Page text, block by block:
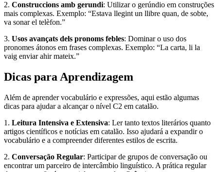
2. Construccions amb gerundi: Utilizar o gerúndio em construções
mais complexas. Exemplo: “Estava llegint un llibre quan, de sobte,
va sonar el telèfon.”
3. Usos avançats dels pronoms febles: Dominar o uso dos
pronomes átonos em frases complexas. Exemplo: “La carta, li la
vaig enviar ahir mateix.”
Dicas para Aprendizagem
Além de aprender vocabulário e expressões, aqui estão algumas
dicas para ajudar a alcançar o nível C2 em catalão.
1. Leitura Intensiva e Extensiva: Ler tanto textos literários quanto
artigos científicos e notícias em catalão. Isso ajudará a expandir o
vocabulário e a compreender diferentes estilos de escrita.
2. Conversação Regular: Participar de grupos de conversação ou
encontrar um parceiro de intercâmbio linguístico. A prática regular